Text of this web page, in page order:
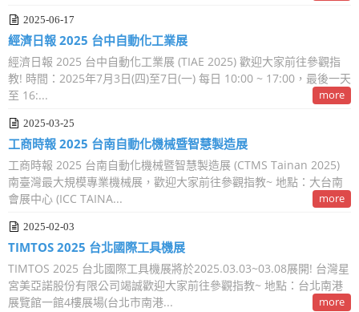
2025-06-17
經濟日報 2025 台中自動化工業展
經濟日報 2025 台中自動化工業展 (TIAE 2025) 歡迎大家前往參觀指
教! 時間：2025年7月3日(四)至7日(一) 每日 10:00 ~ 17:00，最後一天
至 16:...
more
2025-03-25
工商時報 2025 台南自動化機械暨智慧製造展
工商時報 2025 台南自動化機械暨智慧製造展 (CTMS Tainan 2025)
南臺灣最大規模專業機械展，歡迎大家前往參觀指教~ 地點：大台南
會展中心 (ICC TAINA...
more
2025-02-03
TIMTOS 2025 台北國際工具機展
TIMTOS 2025 台北國際工具機展將於2025.03.03~03.08展開! 台灣星
宮美亞諾股份有限公司竭誠歡迎大家前往參觀指教~ 地點：台北南港
展覽館一館4樓展場(台北市南港...
more